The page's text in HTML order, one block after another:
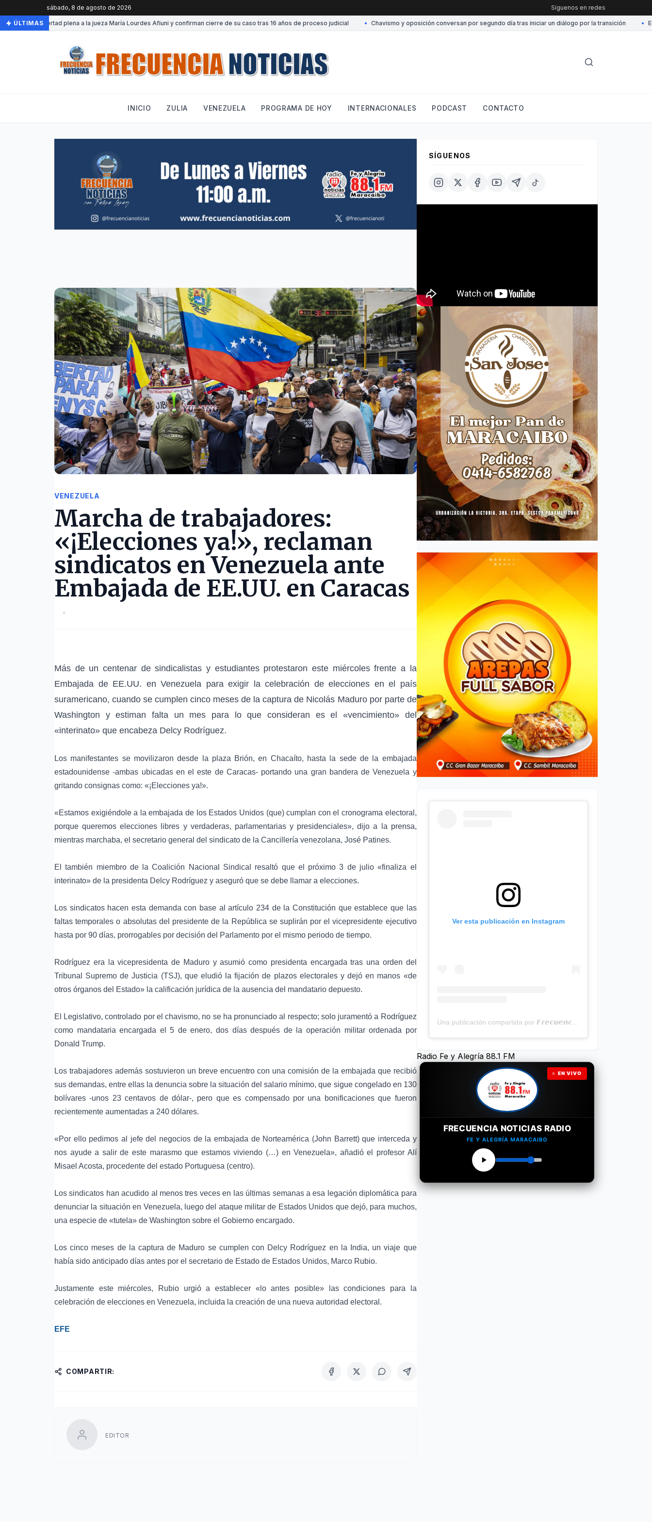
sábado, 8 de agosto de 2026 Síguenos en redes
ÚLTIMAS
Otorgan libertad plena a la jueza María Lourdes Afiuni y confirman cierre de su caso tras 16 años de proceso judicial Chavismo y oposición conversan por segundo día tras iniciar un diálogo por la transición
INICIO ZULIA VENEZUELA PROGRAMA DE HOY INTERNACIONALES PODCAST CONTACTO
VENEZUELA
Marcha de trabajadores:
«¡Elecciones ya!», reclaman
sindicatos en Venezuela ante
Embajada de EE.UU. en Caracas
•
Más de un centenar de sindicalistas y estudiantes protestaron este miércoles frente a la
Embajada de EE.UU. en Venezuela para exigir la celebración de elecciones en el país
suramericano, cuando se cumplen cinco meses de la captura de Nicolás Maduropor parte de
Washington y estiman falta un mes para lo que consideran es el «vencimiento» del
«interinato» que encabeza Delcy Rodríguez.
Los manifestantes se movilizaron desde la plaza Brión, en Chacaíto, hasta la sede de la embajada
estadounidense -ambas ubicadas en el este de Caracas- portando una gran bandera de Venezuela y
gritando consignas como: «¡Elecciones ya!».
«Estamos exigiéndole a la embajada de los Estados Unidos (que) cumplan con el cronograma electoral,
porque queremos elecciones libres y verdaderas, parlamentarias y presidenciales», dijo a la prensa,
mientras marchaba, el secretario general del sindicato de la Cancillería venezolana, José Patines.
El también miembro de la Coalición Nacional Sindical resaltó que el próximo 3 de julio «finaliza el
interinato» de la presidenta Delcy Rodríguez y aseguró que se debe llamar a elecciones.
Los sindicatos hacen esta demanda con base alartículo 234 de la Constitución que establece que las
faltas temporales o absolutas del presidente de la República se suplirán por el vicepresidente ejecutivo
hasta por 90 días, prorrogables por decisión del Parlamento por el mismo periodo de tiempo.
Rodríguez era la vicepresidenta de Maduro y asumió como presidenta encargada tras una orden del
Tribunal Supremo de Justicia (TSJ), que eludió la fijación de plazos electorales y dejó en manos «de
otros órganos del Estado» la calificación jurídica de la ausencia del mandatario depuesto.
El Legislativo, controlado por el chavismo, no se ha pronunciado al respecto; solo juramentó a Rodríguez
como mandataria encargada el 5 de enero, dos días después de la operación militar ordenada por
Donald Trump.
Los trabajadores además sostuvieron un breve encuentro con una comisión de la embajada que recibió
sus demandas, entre ellas la denuncia sobre la situación del salario mínimo, que sigue congelado en 130
bolívares -unos 23 centavos de dólar-, pero que es compensado por una bonificaciones que fueron
recientemente aumentadas a 240 dólares.
«Por ello pedimos al jefe del negocios de la embajada de Norteamérica (John Barrett) que interceda y
nos ayude a salir de este marasmo que estamos viviendo (…) en Venezuela», añadió el profesor Alí
Misael Acosta, procedente del estado Portuguesa (centro).
Los sindicatos han acudido al menos tres veces en las últimas semanas a esa legación diplomática para
denunciar la situación en Venezuela, luego del ataque militar de Estados Unidos que dejó, para muchos,
una especie de «tutela» de Washington sobre el Gobierno encargado.
Los cinco meses de la captura de Maduro se cumplen con Delcy Rodríguez en la India, un viaje que
había sido anticipado días antes por el secretario de Estado de Estados Unidos, Marco Rubio.
Justamente este miércoles, Rubio urgió a establecer «lo antes posible» las condiciones para la
celebración de elecciones en Venezuela, incluida la creación de una nueva autoridad electoral.
EFE
COMPARTIR:
EDITOR
SÍGUENOS
Ver esta publicación en Instagram
Una publicación compartida por 𝙁𝙧𝙚𝙘𝙪𝙚𝙣𝙘𝙞𝙖 𝙉𝙤𝙩𝙞𝙘𝙞𝙖𝙨 | Programa Radial (@frecuencianoticias)
Radio Fe y Alegría 88.1 FM
EN VIVO
FRECUENCIA NOTICIAS RADIO
FE Y ALEGRÍA MARACAIBO